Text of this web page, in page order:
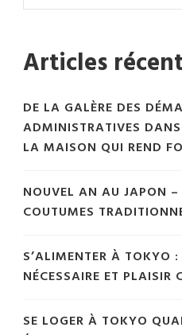
Articles
DE LA GALÈRE DES
ADMINISTRATIVES
LA MAISON QUI REND
NOUVEL AN AU JAPON
COUTUMES
S’ALIMENTER À TOKYO
NÉCESSAIRE ET PLAISIR
SE LOGER À TOKYO